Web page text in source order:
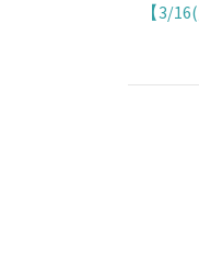
【3/